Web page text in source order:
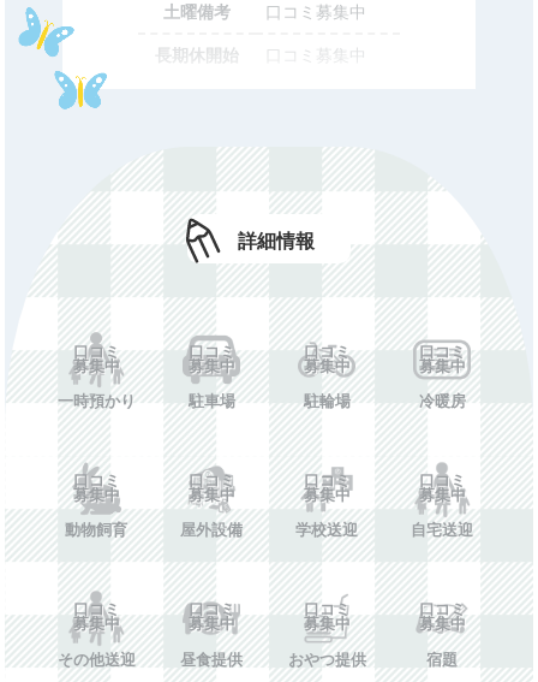
土曜備考 口コミ募集中
長期休開始
口コミ募集中
長期休備考 口コミ募集中
休所日 口コミ募集中
初期費用 口コミ募集中
月額費用 口コミ募集中
年額費用 口コミ募集中
費用備考 口コミ募集中
ホームペー
ジ
口コミ募集中
施設情報を投稿する
詳細情報
口コミ
募集中
一時預かり
口コミ
募集中
駐車場
口コミ
募集中
駐輪場
口コミ
募集中
冷暖房
口コミ
募集中
動物飼育
口コミ
募集中
屋外設備
口コミ
募集中
学校送迎
口コミ
募集中
自宅送迎
口コミ
募集中
その他送迎
口コミ
募集中
昼食提供
口コミ
募集中
おやつ提供
口コミ
募集中
宿題